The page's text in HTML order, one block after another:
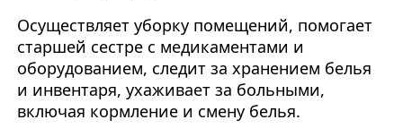
Осуществляет уборку помещений, помогает
старшей сестре с медикаментами и
оборудованием, следит за хранением белья
и инвентаря, ухаживает за больными,
включая кормление и смену белья.